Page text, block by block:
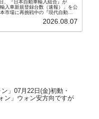
、『日本自動車輸入組合』が
入車新規登録台数（速報）」を公
市場に再挑戦中の『現代自動
捉えられているはずです。先月から
2026.08.07
ン」07月22日(金)初動・
ン」ウォン安方向ですが